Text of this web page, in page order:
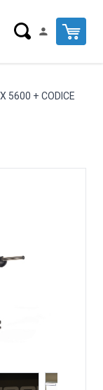
Cart
5600 + CODICE